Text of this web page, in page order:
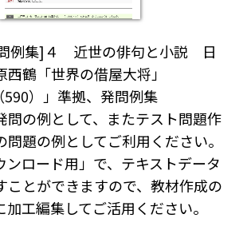
例集]４ 近世の俳句と小説 日
鶴「世界の借屋大将」
590）」準拠、発問例集
問の例として、またテスト問題作
問題の例としてご利用ください｡
ンロード用」で、テキストデータ
ことができますので、教材作成の
加工編集してご活用ください｡